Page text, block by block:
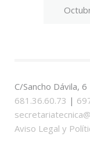
C/Sancho Dávila,
681.36.60.73 |
Aviso Legal y